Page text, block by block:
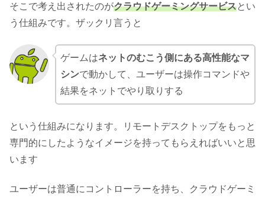
そこで考え出されたのがクラウドゲーミングサービスとい
う仕組みです。ザックリ言うと
ゲームはネットのむこう側にある高性能なマ
シンで動かして、ユーザーは操作コマンドや
結果をネットでやり取りする
という仕組みになります。リモートデスクトップをもっと
専門的にしたようなイメージを持ってもらえればいいと思
います
ユーザーは普通にコントローラーを持ち、クラウドゲーミ